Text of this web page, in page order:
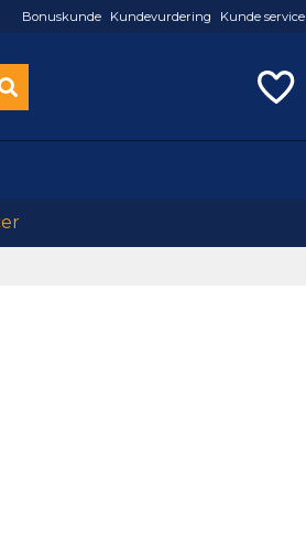
Bonuskunde Kundevurdering Kunde service